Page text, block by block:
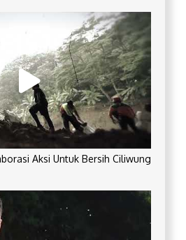
Aksi Untuk Bersih Ciliwung